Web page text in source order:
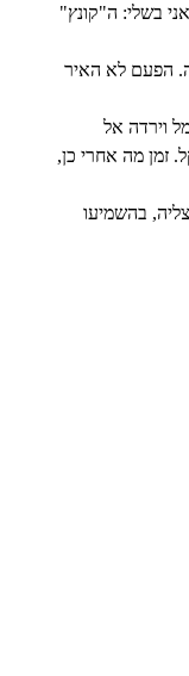
בשלי: ה"קונץ"
הפעם לא האיר
וירדה אל
זמן מה אחרי כן,
בהשמיעו